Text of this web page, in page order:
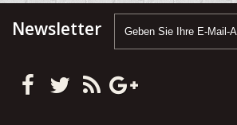
Newsletter